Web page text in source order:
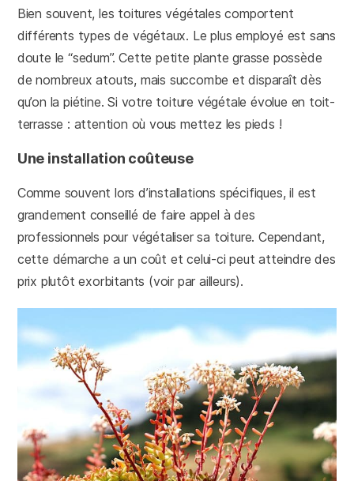
Bien souvent, les toitures végétales comportent
différents types de végétaux. Le plus employé est sans
doute le “sedum”. Cette petite plante grasse possède
de nombreux atouts, mais succombe et disparaît dès
qu’on la piétine. Si votre toiture végétale évolue en toit-
terrasse : attention où vous mettez les pieds !
Une installation coûteuse
Comme souvent lors d’installations spécifiques, il est
grandement conseillé de faire appel à des
professionnels pour végétaliser sa toiture. Cependant,
cette démarche a un coût et celui-ci peut atteindre des
prix plutôt exorbitants (voir par ailleurs).